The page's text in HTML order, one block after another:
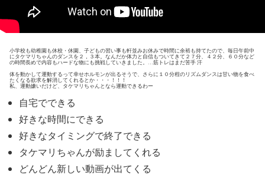
小学校も幼稚園も休校・休園、子どもの習い事も軒並みお休みで時間に余裕も持てたので、毎日午前中
にタケマリちゃんのダンスを２，３本。なんだか体力と自信もついてきて２７分、４２分、６０分など
の時間長めで内容もハードな物にも挑戦していきました。…筋トレはまだ苦手 汗
体を動かして運動するって幸せホルモンが出るそうで、さらに１０分程のリズムダンスは甘い物を食べ
たくなる欲求を解消してくれるとか・・・！！！
私、運動嫌いだけど、タケマリちゃんとなら運動できるわー
自宅でできる
好きな時間にできる
好きなタイミングで終了できる
タケマリちゃんが励ましてくれる
どんどん新しい動画が出てくる